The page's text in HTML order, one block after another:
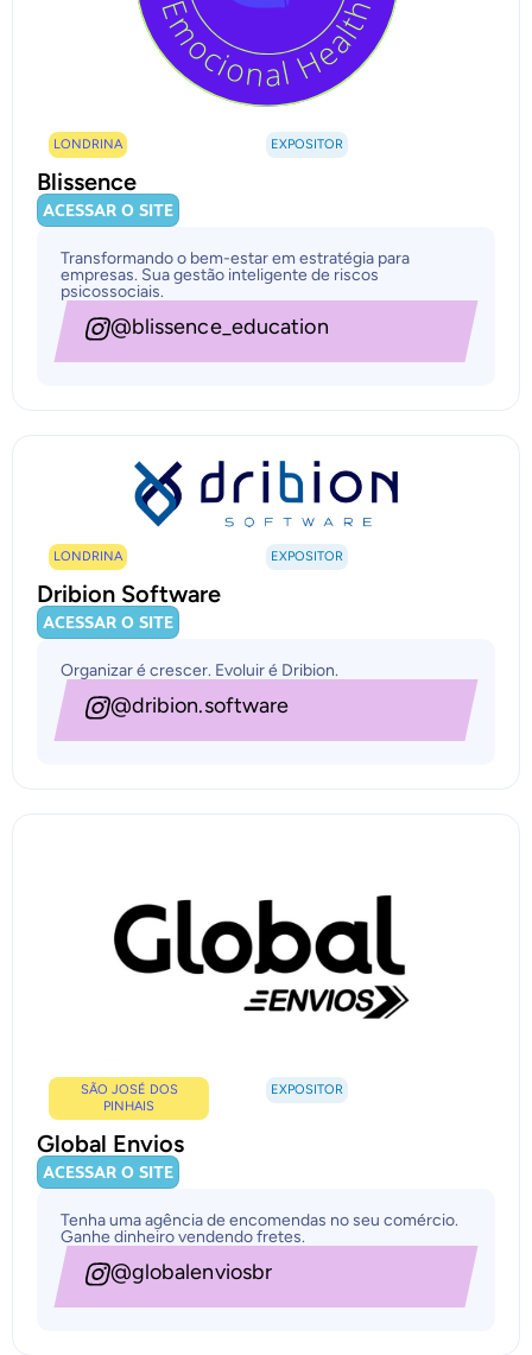
LONDRINA EXPOSITOR
Blissence
ACESSAR O SITE
Transformando o bem-estar em estratégia para
empresas. Sua gestão inteligente de riscos
psicossociais.
@blissence_education
LONDRINA EXPOSITOR
Dribion Software
ACESSAR O SITE
Organizar é crescer. Evoluir é Dribion.
@dribion.software
SÃO JOSÉ DOS
PINHAIS
EXPOSITOR
Global Envios
ACESSAR O SITE
Tenha uma agência de encomendas no seu comércio.
Ganhe dinheiro vendendo fretes.
@globalenviosbr